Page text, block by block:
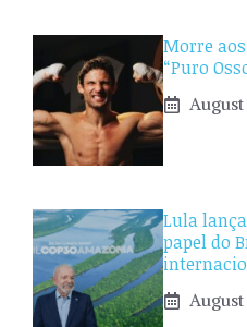
Morre
“Puro
Lula
papel do